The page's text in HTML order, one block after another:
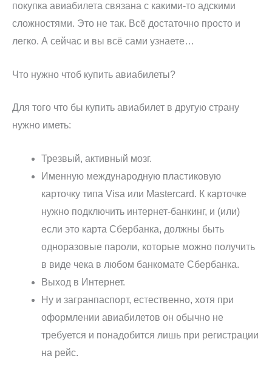
покупка авиабилета связана с какими-то адскими
сложностями. Это не так. Всё достаточно просто и
легко. А сейчас и вы всё сами узнаете…
Что нужно чтоб купить авиабилеты?
Для того что бы купить авиабилет в другую страну
нужно иметь:
Трезвый, активный мозг.
Именную международную пластиковую
карточку типа Visa или Mastercard. К карточке
нужно подключить интернет-банкинг, и (или)
если это карта Сбербанка, должны быть
одноразовые пароли, которые можно получить
в виде чека в любом банкомате Сбербанка.
Выход в Интернет.
Ну и загранпаспорт, естественно, хотя при
оформлении авиабилетов он обычно не
требуется и понадобится лишь при регистрации
на рейс.